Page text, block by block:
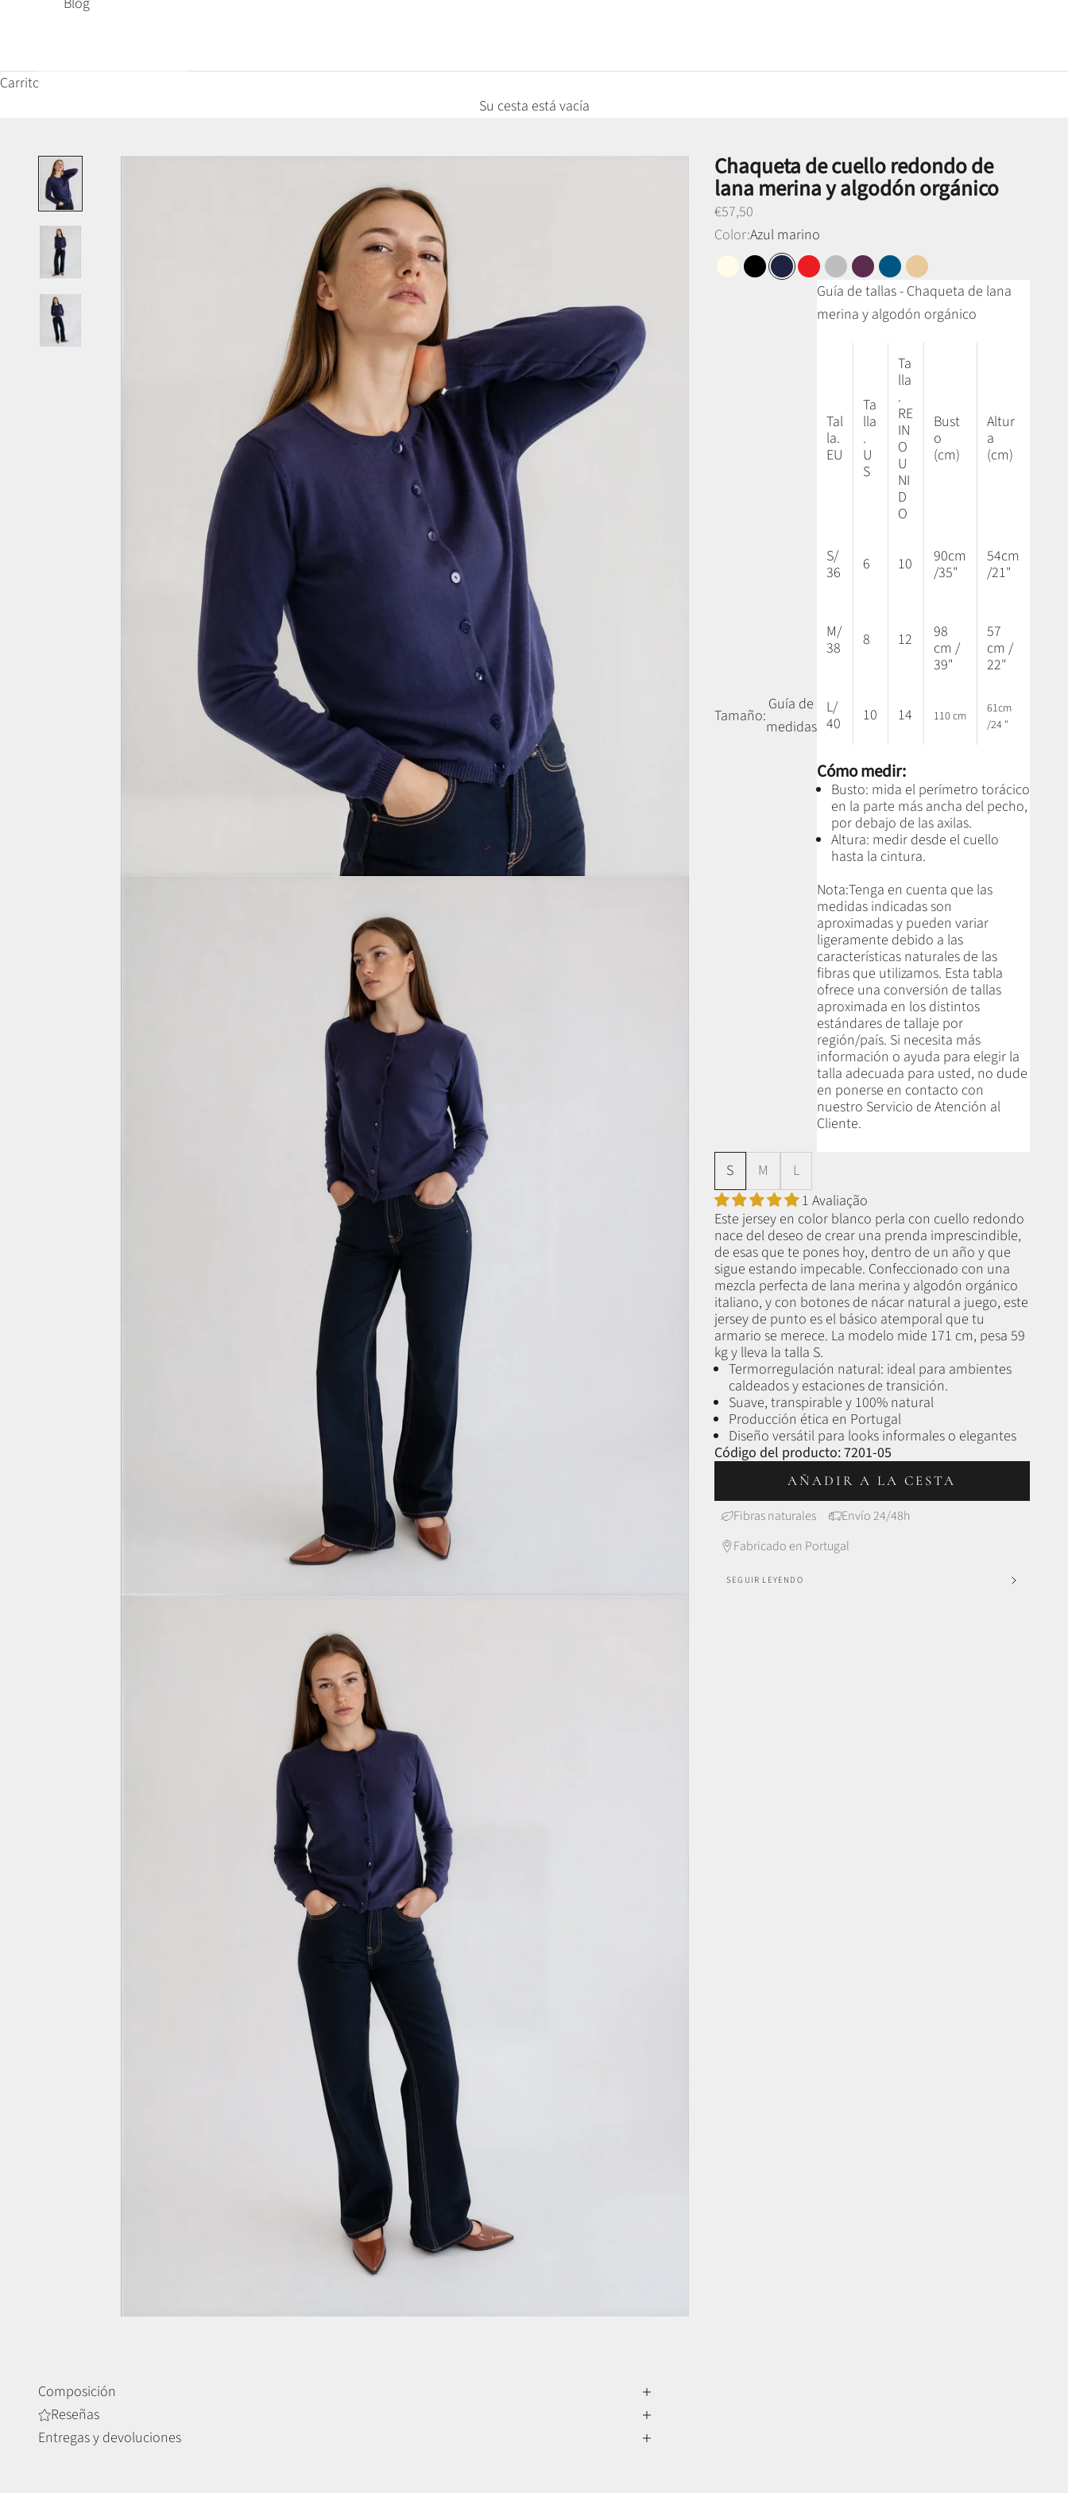
Carrito
Su cesta está vacía
Chaqueta de cuello redondo de
lana merina y algodón orgánico
Preço promocional
€57,50
Color:Azul marino
Blanco perla
NegroAzul marino
RojoGris medio
MoradoAzul petróleo
Camel miel
Tamaño:
Guía de
medidas
Guía de tallas - Chaqueta de lana
merina y algodón orgánico
Tal
la.
EU
Ta
lla
.
U
S
Ta
lla
.
RE
IN
O
U
NI
D
O
Bust
o
(cm)
Altur
a
(cm)
S/
36
6 10
90cm
/35"
54cm
/21"
M/
38
8 12
98
cm /
39"
57
cm /
22"
L/
40
10 14 110 cm
61cm
/24 "
Cómo medir:
Busto: mida el perímetro torácico
en la parte más ancha del pecho,
por debajo de las axilas.
Altura: medir desde el cuello
hasta la cintura.
Nota:Tenga en cuenta que las
medidas indicadas son
aproximadas y pueden variar
ligeramente debido a las
características naturales de las
fibras que utilizamos. Esta tabla
ofrece una conversión de tallas
aproximada en los distintos
estándares de tallaje por
región/país. Si necesita más
información o ayuda para elegir la
talla adecuada para usted, no dude
en ponerse en contacto con
nuestro Servicio de Atención al
Cliente.
S M
L
1 Avaliação
Este jersey en color blanco perla con cuello redondo
nace del deseo de crear una prenda imprescindible,
de esas que te pones hoy, dentro de un año y que
sigue estando impecable. Confeccionado con una
mezcla perfecta de lana merina y algodón orgánico
italiano, y con botones de nácar natural a juego, este
jersey de punto es el básico atemporal que tu
armario se merece. La modelo mide 171 cm, pesa 59
kg y lleva la talla S.
Termorregulación natural: ideal para ambientes
caldeados y estaciones de transición.
Suave, transpirable y 100% natural
Producción ética en Portugal
Diseño versátil para looks informales o elegantes
Código del producto:7201-05
AÑADIR A LA CESTA
Fibras naturales
Envío 24/48h
Fabricado en Portugal
SEGUIR LEYENDO
Composición
Reseñas
Entregas y devoluciones